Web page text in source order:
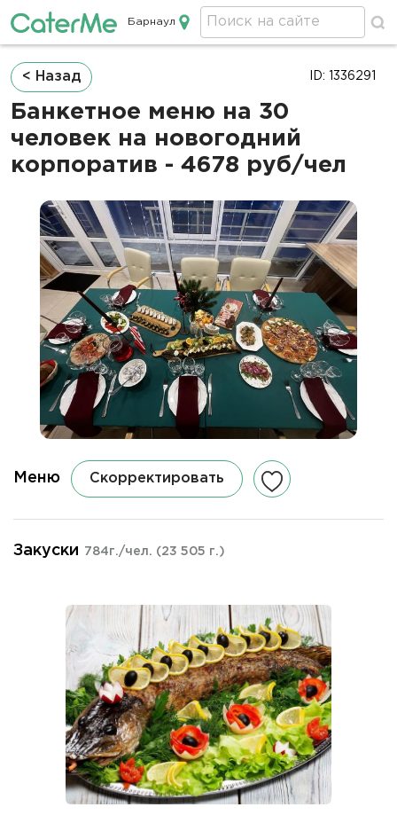
Кейтеринг в Барнауле
Барнаул
Строка
навигации
< Назад
Банкетное меню на 30
человек на новогодний
корпоратив - 4678 руб/чел
ID: 1336291
Меню Скорректировать
Закуски 784г./чел. (23 505 г.)